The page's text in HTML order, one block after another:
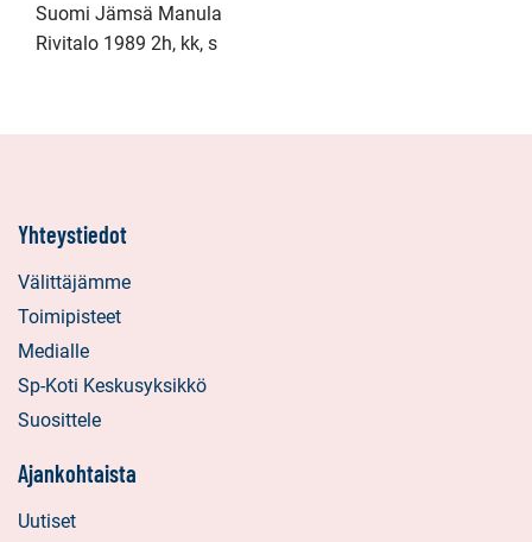
Suomi Jämsä Manula
Rivitalo 1989 2h, kk, s
Yhteystiedot
Välittäjämme
Toimipisteet
Medialle
Sp-Koti Keskusyksikkö
Suosittele
Ajankohtaista
Uutiset